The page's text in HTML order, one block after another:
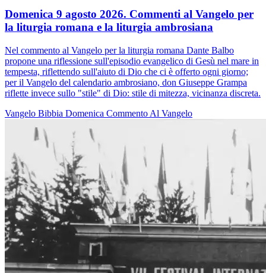
Domenica 9 agosto 2026. Commenti al Vangelo per
la liturgia romana e la liturgia ambrosiana
Nel commento al Vangelo per la liturgia romana Dante Balbo
propone una riflessione sull'episodio evangelico di Gesù nel mare in
tempesta, riflettendo sull'aiuto di Dio che ci è offerto ogni giorno;
per il Vangelo del calendario ambrosiano, don Giuseppe Grampa
riflette invece sullo "stile" di Dio: stile di mitezza, vicinanza discreta.
Vangelo Bibbia Domenica Commento Al Vangelo